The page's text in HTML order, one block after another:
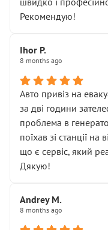
Але головне — я
залишився таким
Далі ситуація тільки
• сказали, що тепер
• що біля авто
• почали
чіткого пояснення
( ну все зняли та
Окремий момент,
мені заявили, що
міняти разом із
Для людини, яка
це звучить як
спроба продати
Рекомендую!
Ihor P.
8 months ago
Авто привіз на
за дві години
проблема в
поїхав зі станції
що є сервіс, який
Дякую!
Andrey M.
8 months ago